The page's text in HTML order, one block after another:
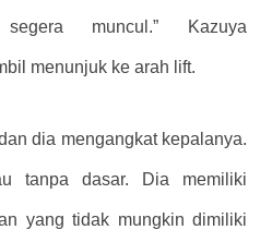
muncul.” Kazuya
menunjuk ke arah lift.
dia mengangkat kepalanya.
tanpa dasar. Dia memiliki
yang tidak mungkin dimiliki